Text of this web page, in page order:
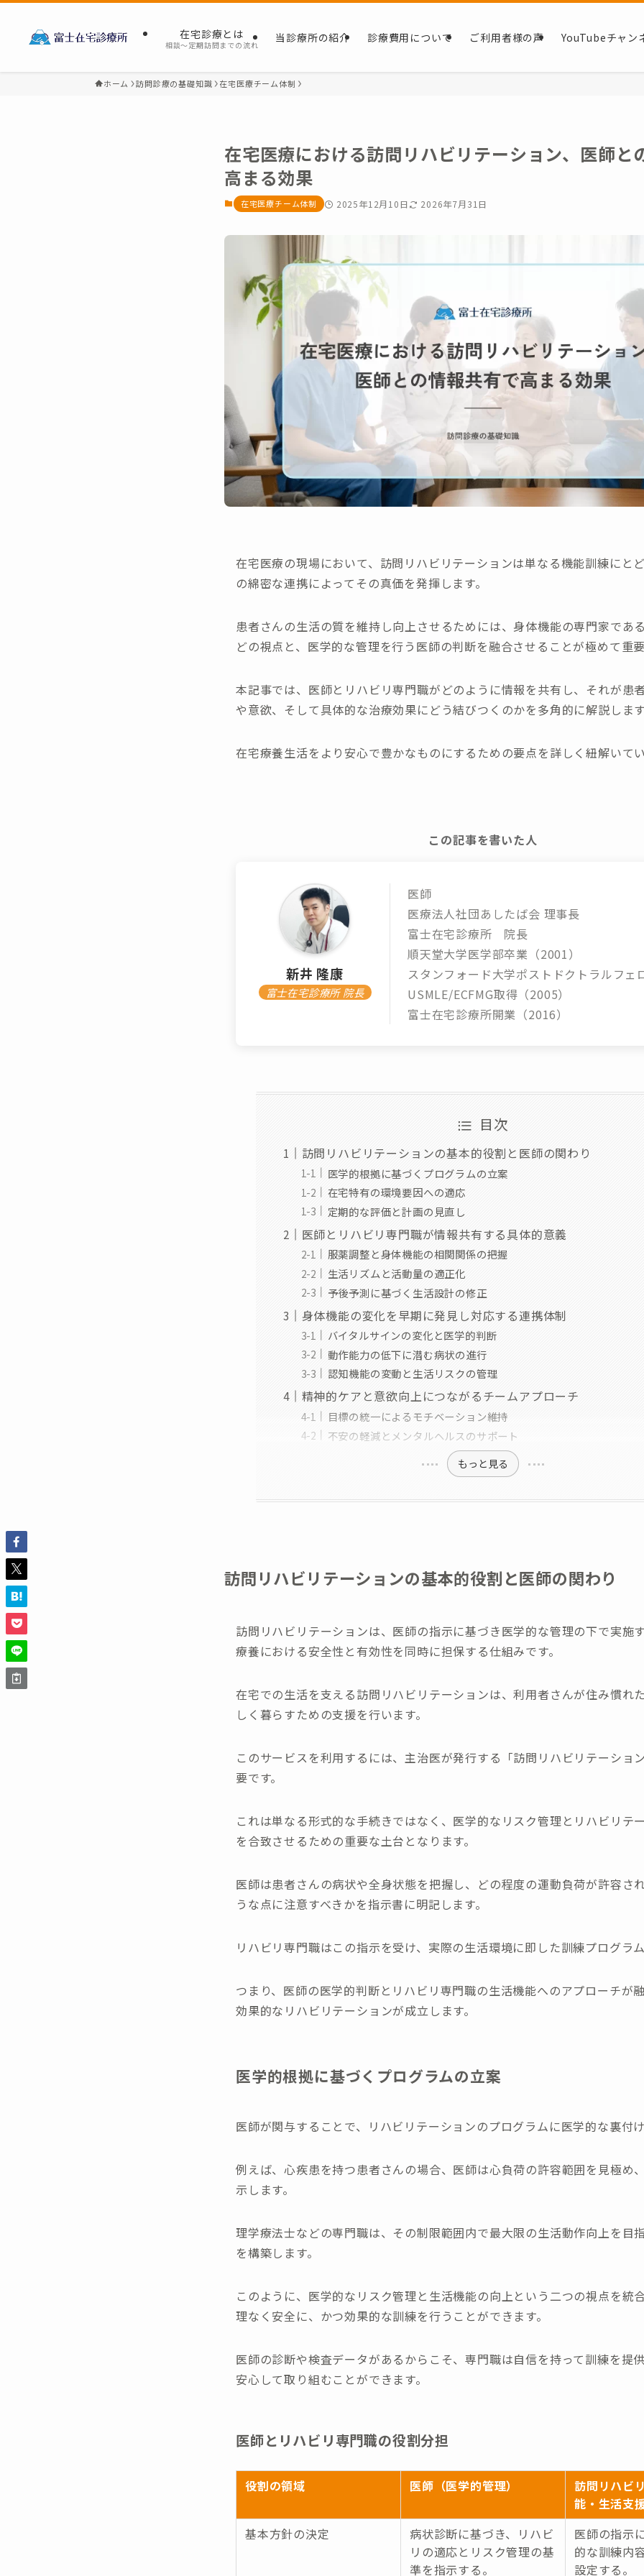
在宅診療とは
相談～定期訪問までの流れ
当診療所の紹介 診療費用について ご利用者様の声 YouTubeチャン
ホーム 訪問診療の基礎知識 在宅医療チーム体制
在宅医療における訪問リハビリテーション、医師と
高まる効果
在宅医療チーム体制 2025年12月10日 2026年7月31日
在宅医療の現場において、訪問リハビリテーションは単なる機能訓練にと
の綿密な連携によってその真価を発揮します。
患者さんの生活の質を維持し向上させるためには、身体機能の専門家であ
どの視点と、医学的な管理を行う医師の判断を融合させることが極めて重
本記事では、医師とリハビリ専門職がどのように情報を共有し、それが患
や意欲、そして具体的な治療効果にどう結びつくのかを多角的に解説しま
在宅療養生活をより安心で豊かなものにするための要点を詳しく紐解いて
この記事を書いた人
新井 隆康
富士在宅診療所 院長
医師
医療法人社団あしたば会 理事長
富士在宅診療所 院長
順天堂大学医学部卒業（2001）
スタンフォード大学ポストドクトラルフェ
USMLE/ECFMG取得（2005）
富士在宅診療所開業（2016）
目次
訪問リハビリテーションの基本的役割と医師の関わり
医学的根拠に基づくプログラムの立案
在宅特有の環境要因への適応
定期的な評価と計画の見直し
医師とリハビリ専門職が情報共有する具体的意義
服薬調整と身体機能の相関関係の把握
生活リズムと活動量の適正化
予後予測に基づく生活設計の修正
身体機能の変化を早期に発見し対応する連携体制
バイタルサインの変化と医学的判断
動作能力の低下に潜む病状の進行
認知機能の変動と生活リスクの管理
精神的ケアと意欲向上につながるチームアプローチ
目標の統一によるモチベーション維持
不安の軽減とメンタルヘルスのサポート
もっと見る
訪問リハビリテーションの基本的役割と医師の関わり
訪問リハビリテーションは、医師の指示に基づき医学的な管理の下で実施
療養における安全性と有効性を同時に担保する仕組みです。
在宅での生活を支える訪問リハビリテーションは、利用者さんが住み慣れ
しく暮らすための支援を行います。
このサービスを利用するには、主治医が発行する「訪問リハビリテーショ
要です。
これは単なる形式的な手続きではなく、医学的なリスク管理とリハビリテ
を合致させるための重要な土台となります。
医師は患者さんの病状や全身状態を把握し、どの程度の運動負荷が許容さ
うな点に注意すべきかを指示書に明記します。
リハビリ専門職はこの指示を受け、実際の生活環境に即した訓練プログラ
つまり、医師の医学的判断とリハビリ専門職の生活機能へのアプローチが
効果的なリハビリテーションが成立します。
医学的根拠に基づくプログラムの立案
医師が関与することで、リハビリテーションのプログラムに医学的な裏付
例えば、心疾患を持つ患者さんの場合、医師は心負荷の許容範囲を見極め
示します。
理学療法士などの専門職は、その制限範囲内で最大限の生活動作向上を目
を構築します。
このように、医学的なリスク管理と生活機能の向上という二つの視点を統
理なく安全に、かつ効果的な訓練を行うことができます。
医師の診断や検査データがあるからこそ、専門職は自信を持って訓練を提
安心して取り組むことができます。
医師とリハビリ専門職の役割分担
役割の領域 医師（医学的管理）
訪問リハビ
能・生活支
基本方針の決定
病状診断に基づき、リハビ
リの適応とリスク管理の基
準を指示する。
医師の指示
的な訓練内
設定する。